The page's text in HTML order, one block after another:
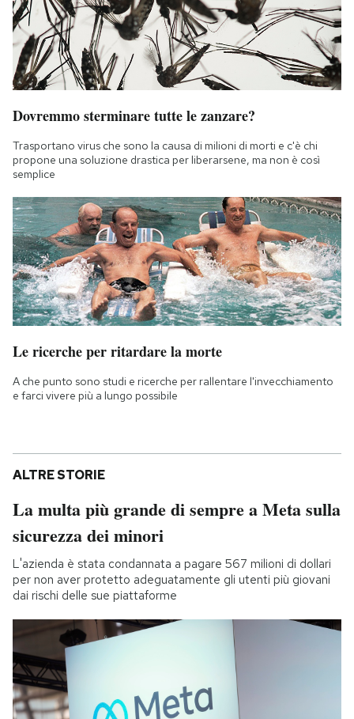
Dovremmo sterminare tutte le zanzare?
Trasportano virus che sono la causa di milioni di morti e c'è chi
propone una soluzione drastica per liberarsene, ma non è così
semplice
Le ricerche per ritardare la morte
A che punto sono studi e ricerche per rallentare l'invecchiamento
e farci vivere più a lungo possibile
ALTRE STORIE
La multa più grande di sempre a Meta sulla
sicurezza dei minori
L'azienda è stata condannata a pagare 567 milioni di dollari
per non aver protetto adeguatamente gli utenti più giovani
dai rischi delle sue piattaforme